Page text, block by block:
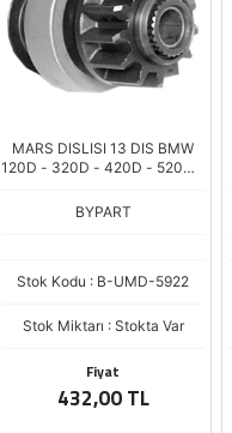
MARS DISLISI 13 DIS BMW
120D - 320D - 420D - 520D -
ACCENT 1.4L - ELENTRA 1.6L
BYPART
Stok Kodu : B-UMD-5922
Stok Miktarı : Stokta Var
Fiyat
432,00 TL